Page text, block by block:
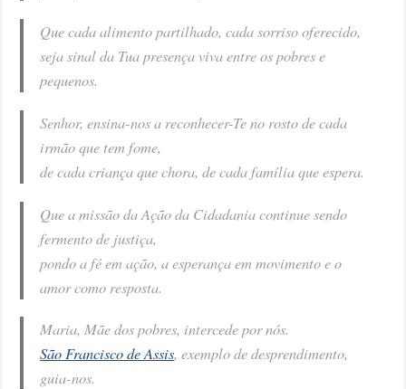
Que cada alimento partilhado, cada sorriso oferecido,
seja sinal da Tua presença viva entre os pobres e
pequenos.
Senhor, ensina-nos a reconhecer-Te no rosto de cada
irmão que tem fome,
de cada criança que chora, de cada família que espera.
Que a missão da Ação da Cidadania continue sendo
fermento de justiça,
pondo a fé em ação, a esperança em movimento e o
amor como resposta.
Maria, Mãe dos pobres, intercede por nós.
São Francisco de Assis, exemplo de desprendimento,
guia-nos.